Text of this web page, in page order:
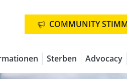
COMMUNITY
Sterben Advocacy